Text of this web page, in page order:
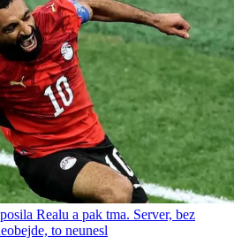
Realu a pak tma. Server, bez
to neunesl